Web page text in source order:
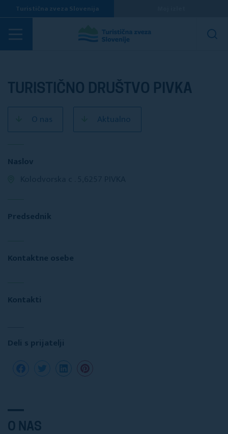
Turistična zveza Slovenija
Turistična društva
TURISTIČNO DRUŠTVO PIVKA
O nas Aktualno
Naslov
Predsednik
Kontaktne osebe
Kontakti
Deli s prijatelji
O NAS